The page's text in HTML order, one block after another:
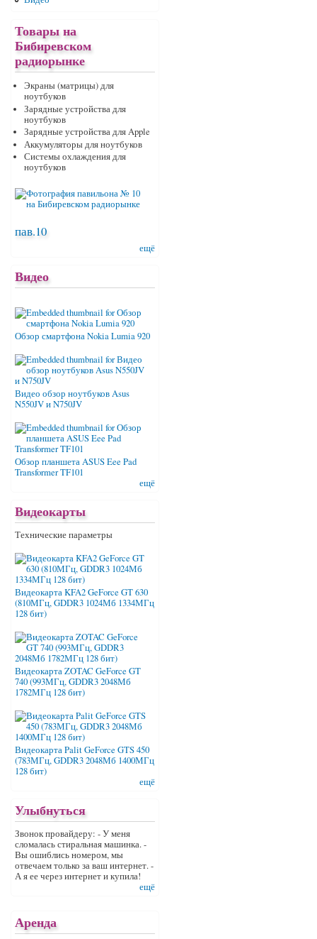
Товары на
Бибиревском
радиорынке
Экраны (матрицы) для
ноутбуков
Зарядные устройства для
ноутбуков
Зарядные устройства для Apple
Аккумуляторы для ноутбуков
Системы охлаждения для
ноутбуков
пав.10
ещё
Видео
Обзор смартфона Nokia Lumia 920
Видео обзор ноутбуков Asus
N550JV и N750JV
Обзор планшета ASUS Eee Pad
Transformer TF101
ещё
Видеокарты
Технические параметры
Видеокарта KFA2 GeForce GT 630
(810МГц, GDDR3 1024Мб 1334МГц
128 бит)
Видеокарта ZOTAC GeForce GT
740 (993МГц, GDDR3 2048Мб
1782МГц 128 бит)
Видеокарта Palit GeForce GTS 450
(783МГц, GDDR3 2048Мб 1400МГц
128 бит)
ещё
Улыбнуться
Звонок провайдеру: - У меня
сломалась стиральная машинка. -
Вы ошиблись номером, мы
отвечаем только за ваш интернет. -
А я ее через интернет и купила!
ещё
Аренда